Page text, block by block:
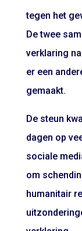
tegen het
De twee
verklaring
er een
gemaakt.
De steun
dagen op
sociale
om
humanitair